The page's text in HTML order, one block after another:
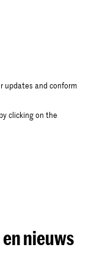
updates and conform
clicking on the
nieuws